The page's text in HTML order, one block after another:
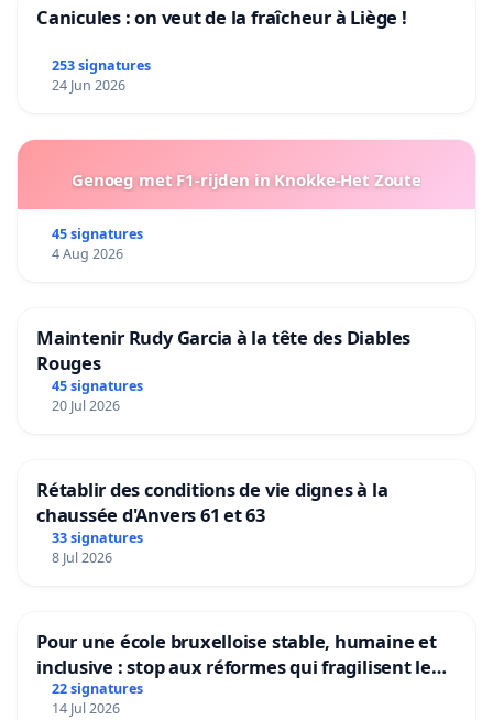
Canicules : on veut de la fraîcheur à Liège !
253 signatures
24 Jun 2026
Genoeg met F1-rijden in Knokke-Het Zoute
45 signatures
4 Aug 2026
Maintenir Rudy Garcia à la tête des Diables
Rouges
45 signatures
20 Jul 2026
Rétablir des conditions de vie dignes à la
chaussée d'Anvers 61 et 63
33 signatures
8 Jul 2026
Pour une école bruxelloise stable, humaine et
inclusive : stop aux réformes qui fragilisent le
primaire
22 signatures
14 Jul 2026